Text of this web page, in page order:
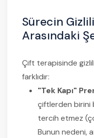
Sürecin
Arasındaki
Çift terapisinde
farklıdır:
"Tek Kapı"
çiftlerden birini
tercih etmez
Bunun nedeni,